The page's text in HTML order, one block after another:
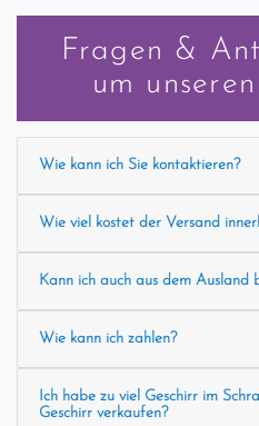
Fragen &
um
Wie kann ich Sie kontaktieren?
Wie viel kostet der Versand
Kann ich auch aus dem Ausland
Wie kann ich zahlen?
Ich habe zu viel Geschirr im
Geschirr verkaufen?